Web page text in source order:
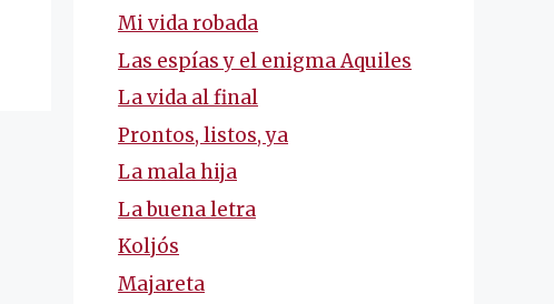
Mi vida robada
Las espías y el enigma Aquiles
La vida al final
Prontos, listos, ya
La mala hija
La buena letra
Koljós
Majareta